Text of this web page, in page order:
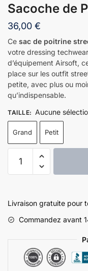
Sacoche de
36,00 €
Ce sac de poitrine
votre dressing
d’équipement Airsoft,
place sur les outfit
petite, avec plus ou
qu’indispensable.
TAILLE: Aucune
Grand Petit
quantity
Livraison gratuite pour
Commandez avant